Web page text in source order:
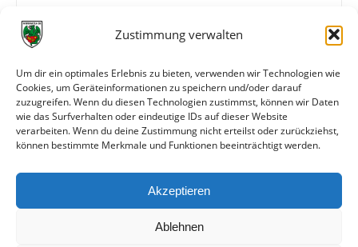
Zustimmung verwalten
Um dir ein optimales Erlebnis zu bieten, verwenden wir Technologien wie
Cookies, um Geräteinformationen zu speichern und/oder darauf
zuzugreifen. Wenn du diesen Technologien zustimmst, können wir Daten
wie das Surfverhalten oder eindeutige IDs auf dieser Website
verarbeiten. Wenn du deine Zustimmung nicht erteilst oder zurückziehst,
können bestimmte Merkmale und Funktionen beeinträchtigt werden.
Akzeptieren
Ablehnen
Tore
0:1 Klein (12.)
0:3 Stüber (41.)
Info
Eichbaum-Cup, Gruppe 3 (Spiel über 45
Minuten)
Alle bisherigen Partien der beiden Mannschaften
anzeigen